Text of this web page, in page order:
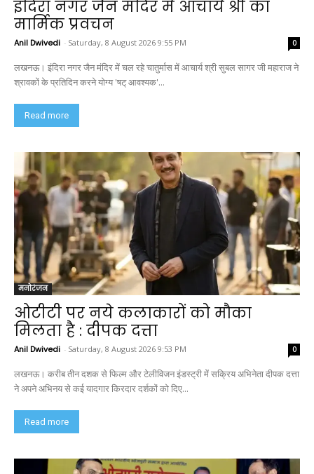
इंदिरा नगर जैन मंदिर में आचार्य श्री का
मार्मिक प्रवचन
Anil Dwivedi - Saturday, 8 August 2026 9:55 PM 0
लखनऊ। इंदिरा नगर जैन मंदिर में चल रहे चातुर्मास में आचार्य श्री सुबल सागर जी महाराज ने
श्रावकों के प्रतिदिन करने योग्य 'षट् आवश्यक'...
Read more
मनोरंजन
ओटीटी पर नये कलाकारों को मौका
मिलता है : दीपक दत्ता
Anil Dwivedi - Saturday, 8 August 2026 9:53 PM 0
लखनऊ। करीब तीन दशक से फिल्म और टेलीविजन इंडस्ट्री में सक्रिय अभिनेता दीपक दत्ता
ने अपने अभिनय से कई यादगार किरदार दर्शकों को दिए...
Read more